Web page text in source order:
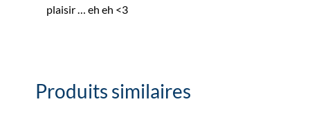
plaisir … eh eh <3
Produits similaires